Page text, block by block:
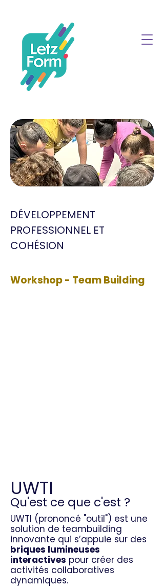
DÉVELOPPEMENT
PROFESSIONNEL ET
COHÉSION
Workshop - Team Building
UWTI
Qu'est ce que c'est ?
UWTI (prononcé "outil") est une
solution de teambuilding
innovante qui s’appuie sur des
briques lumineuses
interactives pour créer des
activités collaboratives
dynamiques.